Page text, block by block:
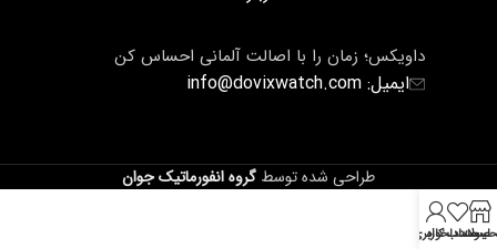
داویکس؛ زمان را با اصالت آلمانی احساس کن
ایمیل: info@dovixwatch.com
طراحی شده توسط گروه انفورماتیک جوان
لیست دلخواه
حساب کاربری من